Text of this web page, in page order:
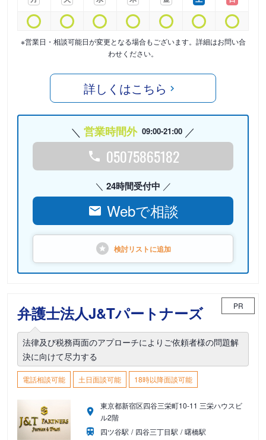
※営業日・相談可能日が変更となる場合もございます。詳細はお問い合
わせください。
詳しくはこちら
営業時間外 09:00-21:00
05075865182
24時間受付中
Webで相談
検討リストに追加
弁護士法人J&Tパートナーズ PR
法律及び税務両面のアプローチによりご依頼者様の問題解
決に向けて尽力する
電話相談可能 土日面談可能 18時以降面談可能
東京都新宿区四谷三栄町10-11 三栄ハウスビ
ル2階
四ツ谷駅
四谷三丁目駅
曙橋駅